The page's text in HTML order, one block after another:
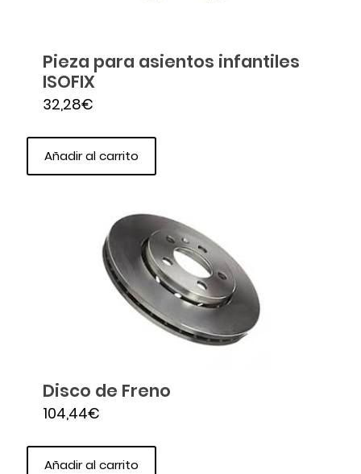
Pieza para asientos infantiles
ISOFIX
32,28€
Añadir al carrito
Disco de Freno
104,44€
Añadir al carrito